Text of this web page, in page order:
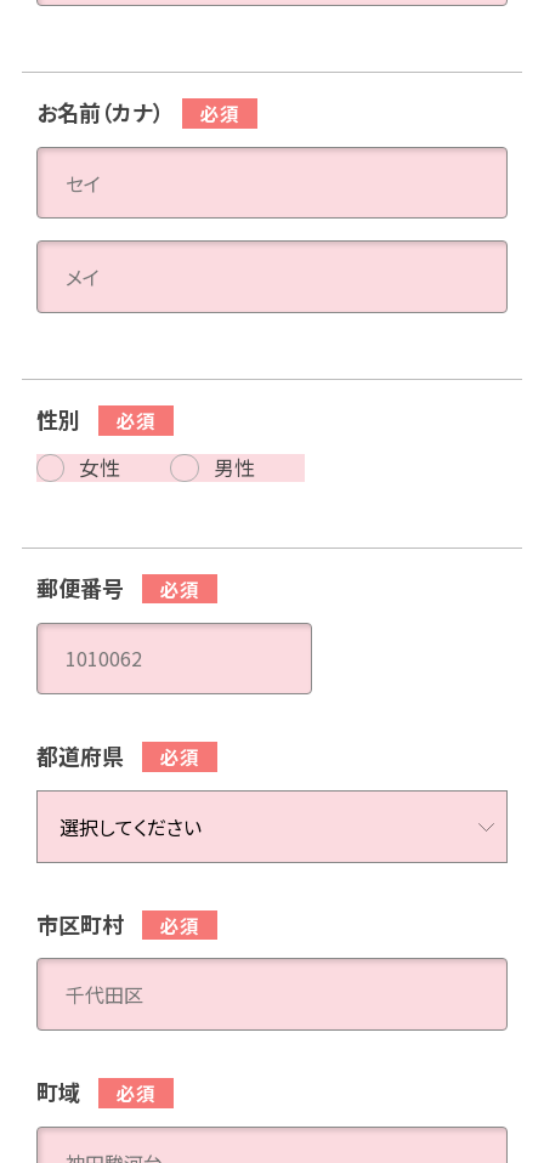
お名前（カナ）
性別
女性 男性
郵便番号
都道府県
市区町村
町域